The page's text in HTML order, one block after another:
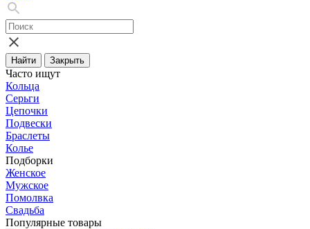
Найти Закрыть
Часто ищут
Кольца
Серьги
Цепочки
Подвески
Браслеты
Колье
Подборки
Женское
Мужское
Помолвка
Свадьба
Популярные товары